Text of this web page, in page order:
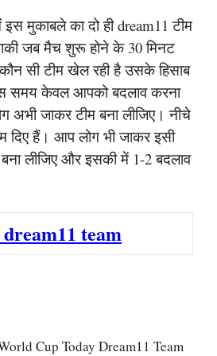
मुकाबले का दो ही dream11 टीम
जब मैच शुरू होने के 30 मिनट
सी टीम खेल रही है उसके हिसाब
केवल आपको बदलाव करना
अभी जाकर टीम बना लीजिए। नीचे
दिए हैं। आप लोग भी जाकर इसी
लीजिए और इसकी में 1-2 बदलाव
team
Cup Today Dream11 Team